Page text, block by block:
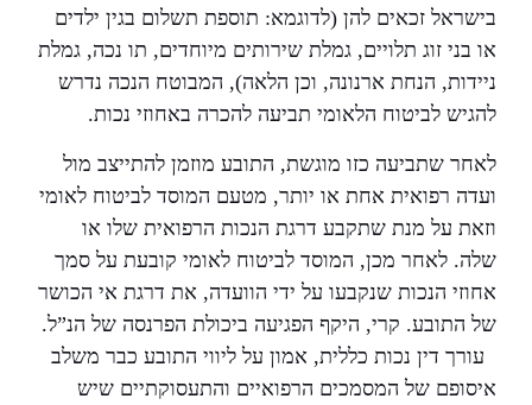
בישראל זכאים להן (לדוגמא: תוספת תשלום בגין ילדים
או בני זוג תלויים, גמלת שירותים מיוחדים, תו נכה, גמלת
ניידות, הנחת ארנונה, וכן הלאה), המבוטח הנכה נדרש
להגיש לביטוח הלאומי תביעה להכרה באחוזי נכות.
לאחר שתביעה כזו מוגשת, התובע מוזמן להתייצב מול
ועדה רפואית אחת או יותר, מטעם המוסד לביטוח לאומי
וזאת על מנת שתקבע דרגת הנכות הרפואית שלו או
שלה. לאחר מכן, המוסד לביטוח לאומי קובעת על סמך
אחוזי הנכות שנקבעו על ידי הוועדה, את דרגת אי הכושר
של התובע. קרי, היקף הפגיעה ביכולת הפרנסה של הנ”ל.
עורך דין נכות כללית, אמון על ליווי התובע כבר משלב
איסופם של המסמכים הרפואיים והתעסוקתיים שיש